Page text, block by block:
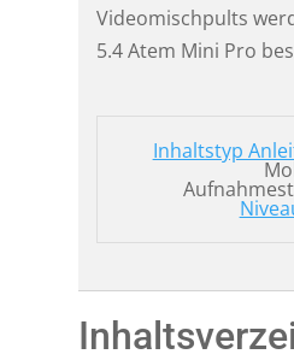
Videomischpults
5.4 Atem Mini Pro
Inhaltstyp